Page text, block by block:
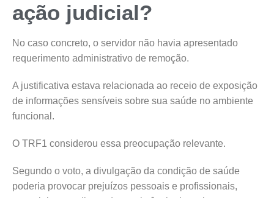
ação judicial?
No caso concreto, o servidor não havia apresentado
requerimento administrativo de remoção.
A justificativa estava relacionada ao receio de exposição
de informações sensíveis sobre sua saúde no ambiente
funcional.
O TRF1 considerou essa preocupação relevante.
Segundo o voto, a divulgação da condição de saúde
poderia provocar prejuízos pessoais e profissionais,